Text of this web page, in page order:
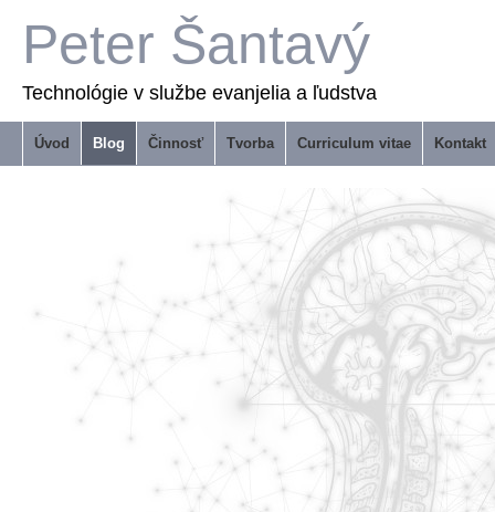
Peter Šantavý
Technológie v službe evanjelia a ľudstva
Úvod Blog Činnosť Tvorba Curriculum vitae Kontakt